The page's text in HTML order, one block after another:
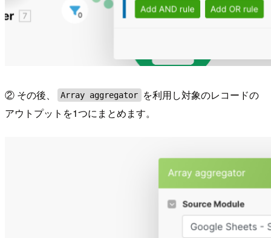
② その後、 Array aggregator
を利用し対象のレコードの
アウトプットを1つにまとめます。